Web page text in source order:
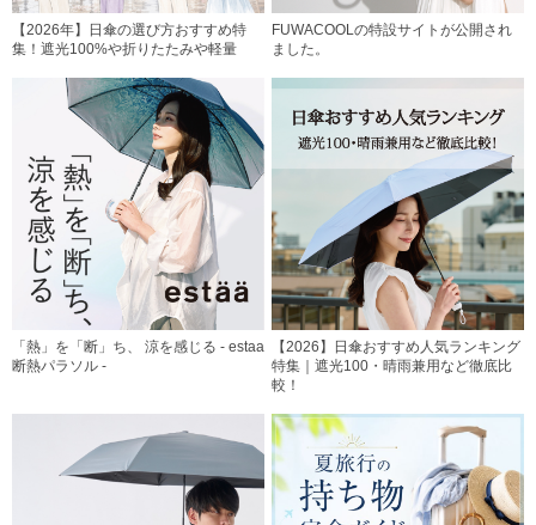
【2026年】日傘の選び方おすすめ特
集！遮光100%や折りたたみや軽量
FUWACOOLの特設サイトが公開され
ました。
「熱」を「断」ち、 涼を感じる - estaa
断熱パラソル -
【2026】日傘おすすめ人気ランキング
特集｜遮光100・晴雨兼用など徹底比
較！